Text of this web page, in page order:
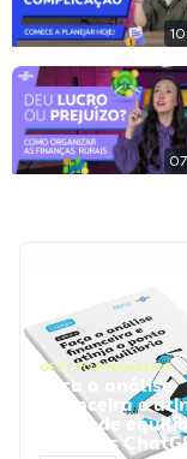
GESTÃO FINANCEIRA
Faça a análise
financeira e
ponto de
Prompts